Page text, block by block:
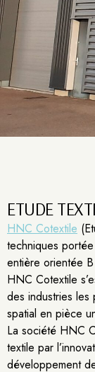
ETUDE
HNC Cotextile
techniques
entière orientée
HNC Cotextile
des industries
spatial en pièce
La société HNC
textile par
développement